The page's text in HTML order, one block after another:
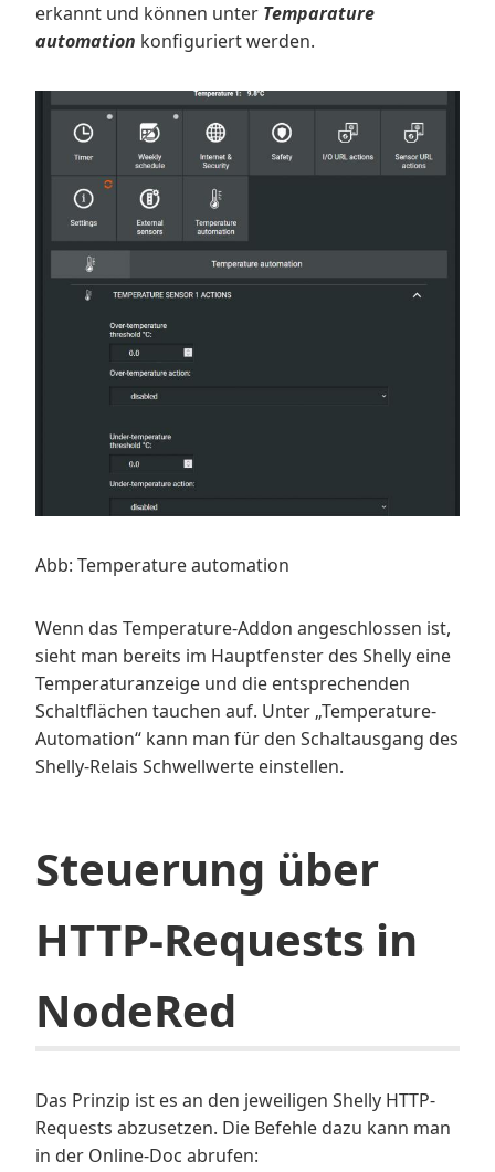
erkannt und können unter Temparature
automation konfiguriert werden.
Abb: Temperature automation
Wenn das Temperature-Addon angeschlossen ist,
sieht man bereits im Hauptfenster des Shelly eine
Temperaturanzeige und die entsprechenden
Schaltflächen tauchen auf. Unter „Temperature-
Automation“ kann man für den Schaltausgang des
Shelly-Relais Schwellwerte einstellen.
Steuerung über
HTTP-Requests in
NodeRed
Das Prinzip ist es an den jeweiligen Shelly HTTP-
Requests abzusetzen. Die Befehle dazu kann man
in der Online-Doc abrufen: